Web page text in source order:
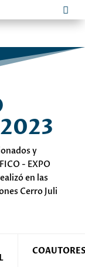
y
- EXPO
en las
Cerro Juli
COAUTORES